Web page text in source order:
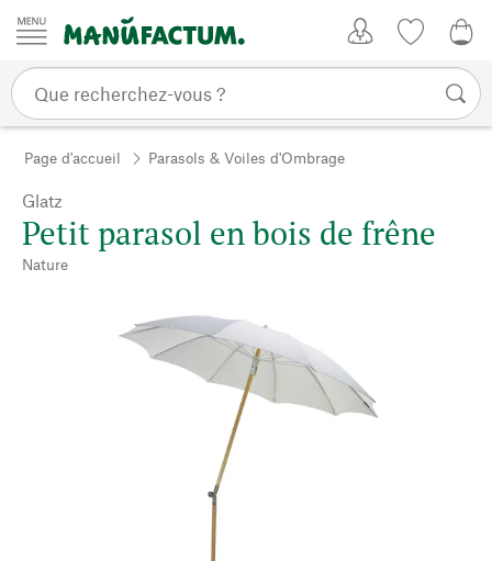
Passer au contenu
Page d'accueil Parasols & Voiles d'Ombrage
Glatz
Petit parasol en bois de frêne
Nature